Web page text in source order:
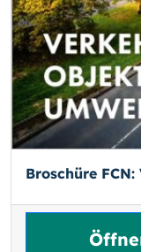
Broschüre